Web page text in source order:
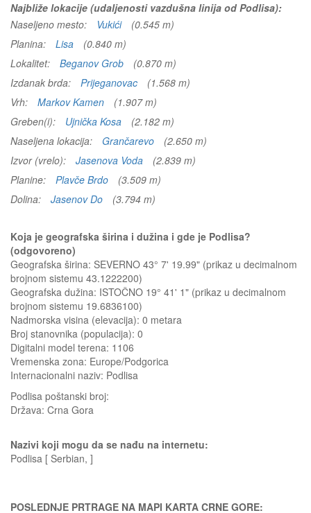
Najbliže lokacije (udaljenosti vazdušna linija od Podlisa):
Naseljeno mesto:
Vukići
(0.545 m)
Planina:
Lisa
(0.840 m)
Lokalitet:
Beganov Grob
(0.870 m)
Izdanak brda:
Prijeganovac
(1.568 m)
Vrh:
Markov Kamen
(1.907 m)
Greben(i):
Ujnička Kosa
(2.182 m)
Naseljena lokacija:
Grančarevo
(2.650 m)
Izvor (vrelo):
Jasenova Voda
(2.839 m)
Planine:
Plavče Brdo
(3.509 m)
Dolina:
Jasenov Do (3.794 m)
Koja je geografska širina i dužina i gde je Podlisa?
(odgovoreno)
Geografska širina: SEVERNO 43° 7' 19.99" (prikaz u decimalnom
brojnom sistemu 43.1222200)
Geografska dužina: ISTOČNO 19° 41' 1" (prikaz u decimalnom
brojnom sistemu 19.6836100)
Nadmorska visina (elevacija): 0 metara
Broj stanovnika (populacija): 0
Digitalni model terena: 1106
Vremenska zona: Europe/Podgorica
Internacionalni naziv: Podlisa
Podlisa poštanski broj:
Država: Crna Gora
Nazivi koji mogu da se nađu na internetu:
Podlisa [ Serbian, ]
POSLEDNJE PRTRAGE NA MAPI KARTA CRNE GORE: